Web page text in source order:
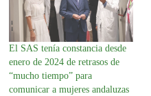
El SAS tenía constancia desde
enero de 2024 de retrasos de
“mucho tiempo” para
comunicar a mujeres andaluzas